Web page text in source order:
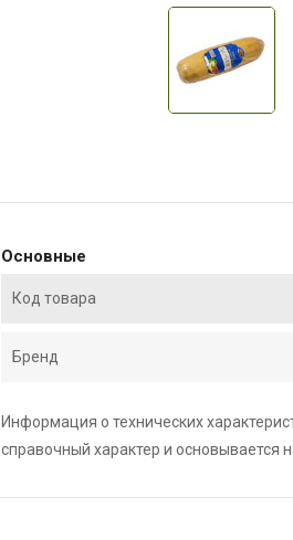
привезли
времени.
Основные
Код товара
Бренд
Информация о технических
справочный характер и